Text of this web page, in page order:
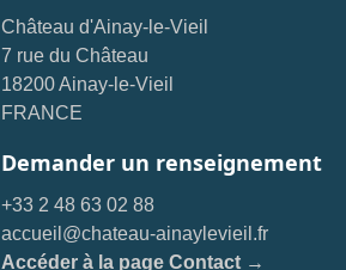
Château d'Ainay-le-Vieil
7 rue du Château
18200 Ainay-le-Vieil
FRANCE
Demander un renseignement
+33 2 48 63 02 88
accueil@chateau-ainaylevieil.fr
Accéder à la page Contact →